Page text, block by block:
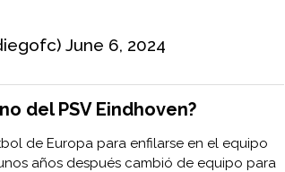
June 6, 2024
del PSV Eindhoven?
de Europa para enfilarse en el equipo
años después cambió de equipo para